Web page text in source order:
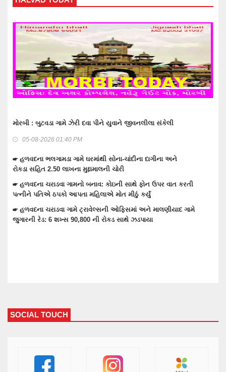
વાંકાનેરના ગુંદાખડા ગામે રેતી ભરેલા ટ્રક ઉપર ચડીને કામ કરતા યુવાનને
☛ વાંકાનેરમાં પેટમાં દુખાવો ઉપાડતા સારવારમાં ખસેડાયેલ મહિલાને આંચકી
☛ વાંકાનેરમાં મુખ્ય માર્ગો ઉપરના દબાણો હટાવતી પાલિકા
☛ વાંકાનેરના ચંદ્રપુરમાં સ્ટાર પ્લાઝાની 240 દુકાનો સીલ : વેપારીઓમાં
રોષ,ફાયર સેફટીના અભાવે કાર્યવાહી
SOCIAL TOUCH